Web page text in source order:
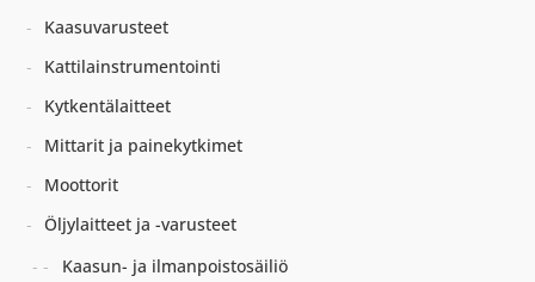
Kaasuvarusteet
Kattilainstrumentointi
Kytkentälaitteet
Mittarit ja painekytkimet
Moottorit
Öljylaitteet ja -varusteet
Kaasun- ja ilmanpoistosäiliö